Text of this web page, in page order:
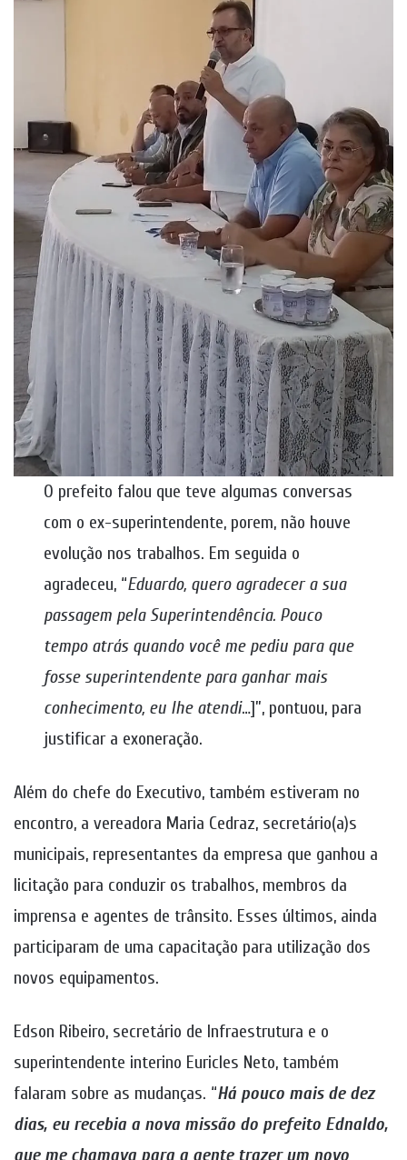
O prefeito falou que teve algumas conversas
com o ex-superintendente, porem, não houve
evolução nos trabalhos. Em seguida o
agradeceu, “Eduardo, quero agradecer a sua
passagem pela Superintendência. Pouco
tempo atrás quando você me pediu para que
fosse superintendente para ganhar mais
conhecimento, eu lhe atendi…]”, pontuou, para
justificar a exoneração.
Além do chefe do Executivo, também estiveram no
encontro, a vereadora Maria Cedraz, secretário(a)s
municipais, representantes da empresa que ganhou a
licitação para conduzir os trabalhos, membros da
imprensa e agentes de trânsito. Esses últimos, ainda
participaram de uma capacitação para utilização dos
novos equipamentos.
Edson Ribeiro, secretário de Infraestrutura e o
superintendente interino Euricles Neto, também
falaram sobre as mudanças. “Há pouco mais de dez
dias, eu recebia a nova missão do prefeito Ednaldo,
que me chamava para a gente trazer um novo